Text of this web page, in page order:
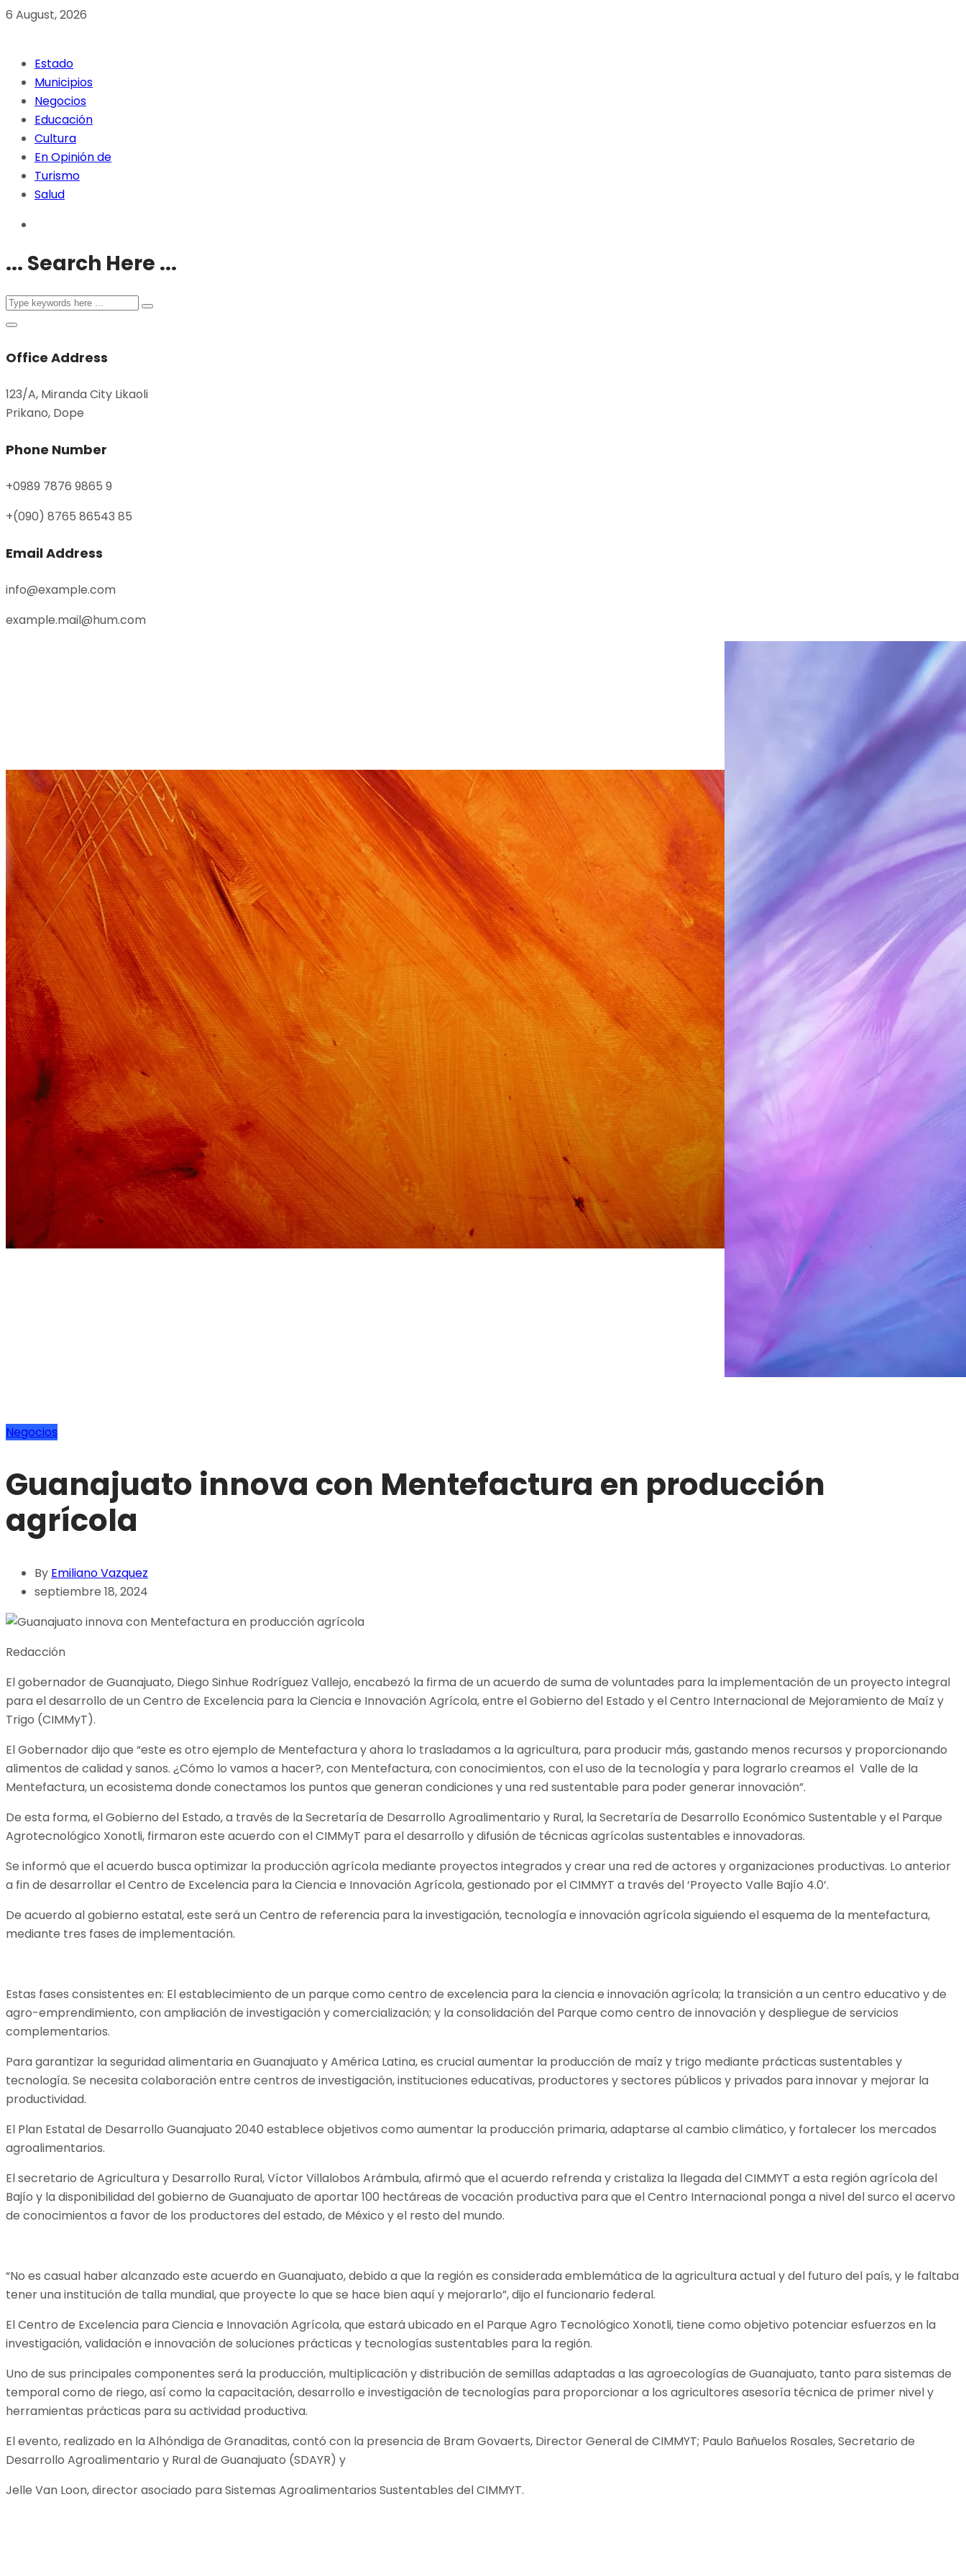
6 August, 2026
Estado
Municipios
Negocios
Educación
Cultura
En Opinión de
Turismo
Salud
... Search Here ...
Office Address
123/A, Miranda City Likaoli
Prikano, Dope
Phone Number
+0989 7876 9865 9
+(090) 8765 86543 85
Email Address
info@example.com
example.mail@hum.com
Negocios
Guanajuato innova con Mentefactura en producción
agrícola
By Emiliano Vazquez
septiembre 18, 2024
Redacción
El gobernador de Guanajuato, Diego Sinhue Rodríguez Vallejo, encabezó la firma de un acuerdo de suma de voluntades para la implementación de un proyecto integral
para el desarrollo de un Centro de Excelencia para la Ciencia e Innovación Agrícola, entre el Gobierno del Estado y el Centro Internacional de Mejoramiento de Maíz y
Trigo (CIMMyT).
El Gobernador dijo que “este es otro ejemplo de Mentefactura y ahora lo trasladamos a la agricultura, para producir más, gastando menos recursos y proporcionando
alimentos de calidad y sanos. ¿Cómo lo vamos a hacer?, con Mentefactura, con conocimientos, con el uso de la tecnología y para lograrlo creamos el Valle de la
Mentefactura, un ecosistema donde conectamos los puntos que generan condiciones y una red sustentable para poder generar innovación”.
De esta forma, el Gobierno del Estado, a través de la Secretaría de Desarrollo Agroalimentario y Rural, la Secretaría de Desarrollo Económico Sustentable y el Parque
Agrotecnológico Xonotli, firmaron este acuerdo con el CIMMyT para el desarrollo y difusión de técnicas agrícolas sustentables e innovadoras.
Se informó que el acuerdo busca optimizar la producción agrícola mediante proyectos integrados y crear una red de actores y organizaciones productivas. Lo anterior
a fin de desarrollar el Centro de Excelencia para la Ciencia e Innovación Agrícola, gestionado por el CIMMYT a través del ‘Proyecto Valle Bajío 4.0’.
De acuerdo al gobierno estatal, este será un Centro de referencia para la investigación, tecnología e innovación agrícola siguiendo el esquema de la mentefactura,
mediante tres fases de implementación.
Estas fases consistentes en: El establecimiento de un parque como centro de excelencia para la ciencia e innovación agrícola; la transición a un centro educativo y de
agro-emprendimiento, con ampliación de investigación y comercialización; y la consolidación del Parque como centro de innovación y despliegue de servicios
complementarios.
Para garantizar la seguridad alimentaria en Guanajuato y América Latina, es crucial aumentar la producción de maíz y trigo mediante prácticas sustentables y
tecnología. Se necesita colaboración entre centros de investigación, instituciones educativas, productores y sectores públicos y privados para innovar y mejorar la
productividad.
El Plan Estatal de Desarrollo Guanajuato 2040 establece objetivos como aumentar la producción primaria, adaptarse al cambio climático, y fortalecer los mercados
agroalimentarios.
El secretario de Agricultura y Desarrollo Rural, Víctor Villalobos Arámbula, afirmó que el acuerdo refrenda y cristaliza la llegada del CIMMYT a esta región agrícola del
Bajío y la disponibilidad del gobierno de Guanajuato de aportar 100 hectáreas de vocación productiva para que el Centro Internacional ponga a nivel del surco el acervo
de conocimientos a favor de los productores del estado, de México y el resto del mundo.
“No es casual haber alcanzado este acuerdo en Guanajuato, debido a que la región es considerada emblemática de la agricultura actual y del futuro del país, y le faltaba
tener una institución de talla mundial, que proyecte lo que se hace bien aquí y mejorarlo”, dijo el funcionario federal.
El Centro de Excelencia para Ciencia e Innovación Agrícola, que estará ubicado en el Parque Agro Tecnológico Xonotli, tiene como objetivo potenciar esfuerzos en la
investigación, validación e innovación de soluciones prácticas y tecnologías sustentables para la región.
Uno de sus principales componentes será la producción, multiplicación y distribución de semillas adaptadas a las agroecologías de Guanajuato, tanto para sistemas de
temporal como de riego, así como la capacitación, desarrollo e investigación de tecnologías para proporcionar a los agricultores asesoría técnica de primer nivel y
herramientas prácticas para su actividad productiva.
El evento, realizado en la Alhóndiga de Granaditas, contó con la presencia de Bram Govaerts, Director General de CIMMYT; Paulo Bañuelos Rosales, Secretario de
Desarrollo Agroalimentario y Rural de Guanajuato (SDAYR) y
Jelle Van Loon, director asociado para Sistemas Agroalimentarios Sustentables del CIMMYT.